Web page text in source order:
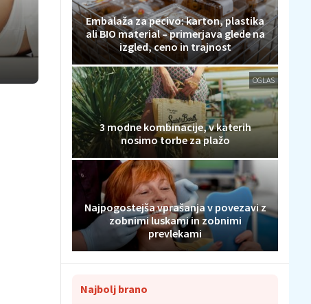
Embalaža za pecivo: karton, plastika
ali BIO material – primerjava glede na
izgled, ceno in trajnost
OGLAS
3 modne kombinacije, v katerih
nosimo torbe za plažo
Najpogostejša vprašanja v povezavi z
zobnimi luskami in zobnimi
prevlekami
Najbolj brano